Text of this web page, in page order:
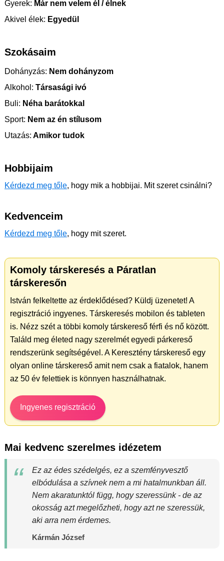
Gyerek: Már nem velem él / élnek
Akivel élek: Egyedül
Szokásaim
Dohányzás: Nem dohányzom
Alkohol: Társasági ivó
Buli: Néha barátokkal
Sport: Nem az én stílusom
Utazás: Amikor tudok
Hobbijaim
Kérdezd meg tőle, hogy mik a hobbijai. Mit szeret csinálni?
Kedvenceim
Kérdezd meg tőle, hogy mit szeret.
Komoly társkeresés a Páratlan
társkeresőn
István felkeltette az érdeklődésed? Küldj üzenetet! A
regisztráció ingyenes. Társkeresés mobilon és tableten
is. Nézz szét a többi komoly társkereső férfi és nő között.
Találd meg életed nagy szerelmét egyedi párkereső
rendszerünk segítségével. A Keresztény társkereső egy
olyan online társkereső amit nem csak a fiatalok, hanem
az 50 év felettiek is könnyen használhatnak.
Ingyenes regisztráció
Mai kedvenc szerelmes idézetem
Ez az édes szédelgés, ez a szemfényvesztő
elbódulása a szívnek nem a mi hatalmunkban áll.
Nem akaratunktól függ, hogy szeressünk - de az
okosság azt megelőzheti, hogy azt ne szeressük,
aki arra nem érdemes.
Kármán József